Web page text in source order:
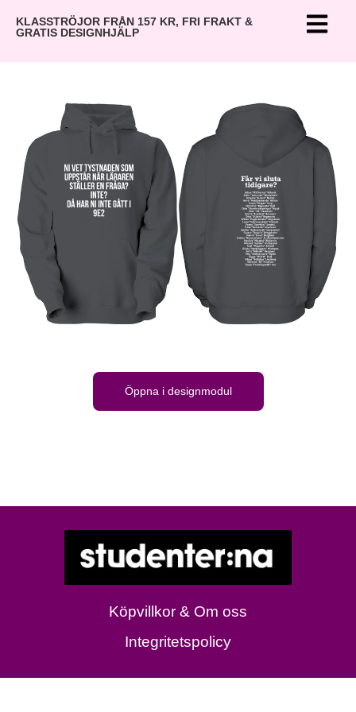
KLASSTRÖJOR FRÅN 157 KR, FRI FRAKT &
GRATIS DESIGNHJÄLP
Öppna i designmodul
Köpvillkor & Om oss
Integritetspolicy